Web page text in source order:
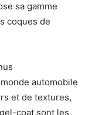
sa gamme
coques de
automobile
et de textures,
coat sont les